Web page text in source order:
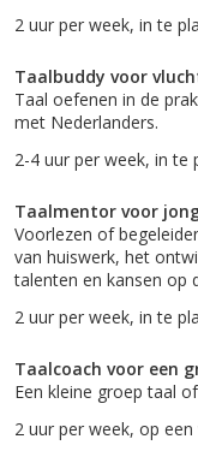
2 uur per week, in te
Taalbuddy voor
Taal oefenen in de
met Nederlanders.
2-4 uur per week, in te
Taalmentor voor
Voorlezen of
van huiswerk, het
talenten en kansen op
2 uur per week, in te
Taalcoach voor een
Een kleine groep taal
2 uur per week, op